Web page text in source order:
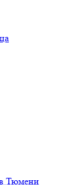
в Тюмени